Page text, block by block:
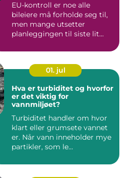
EU-kontroll er noe alle
bileiere må forholde seg til,
men mange utsetter
planleggingen til siste lit...
01. jul
Hva er turbiditet og hvorfor
er det viktig for
vannmiljøet?
Turbiditet handler om hvor
klart eller grumsete vannet
er. Når vann inneholder mye
partikler, som le...